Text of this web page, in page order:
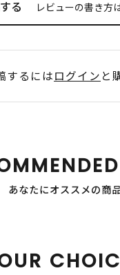
る レビューの書き方
するにはログイン と
あなたにオススメの商